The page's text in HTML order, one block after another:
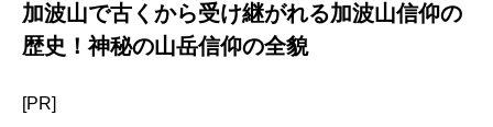
加波山で古くから受け継がれる加波山信仰の
歴史！神秘の山岳信仰の全貌
[PR]